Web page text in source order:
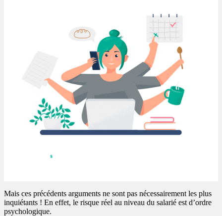
Mais ces précédents arguments ne sont pas nécessairement les plus
inquiétants ! En effet, le risque réel au niveau du salarié est d’ordre
psychologique.